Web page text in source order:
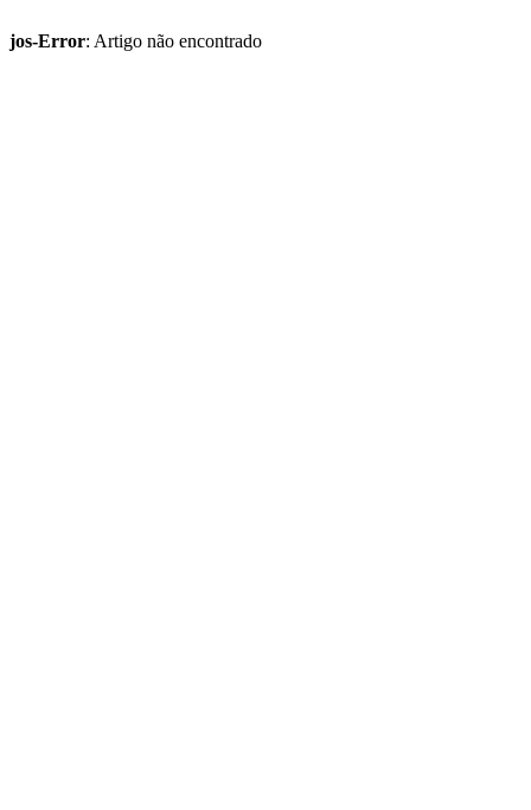
jos-Error: Artigo não encontrado